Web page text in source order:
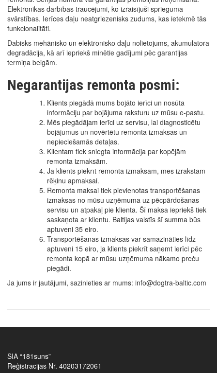
Elektronikas darbības traucējumi, ko izraisījuši sprieguma
svārstības. Ierīces daļu neatgriezenisks zudums, kas ietekmē tās
funkcionalitāti.
Dabisks mehānisko un elektronisko daļu nolietojums, akumulatora
degradācija, kā arī iepriekš minētie gadījumi pēc garantijas
termiņa beigām.
Negarantijas remonta posmi:
Klients piegādā mums bojāto ierīci un nosūta
informāciju par bojājuma raksturu uz mūsu e-pastu.
Mēs piegādājam ierīci uz servisu, lai diagnosticētu
bojājumus un novērtētu remonta izmaksas un
nepieciešamās detaļas.
Klientam tiek sniegta informācija par kopējām
remonta izmaksām.
Ja klients piekrīt remonta izmaksām, mēs izrakstām
rēķinu apmaksai.
Remonta maksai tiek pievienotas transportēšanas
izmaksas no mūsu uzņēmuma uz pēcpārdošanas
servisu un atpakaļ pie klienta. Šī maksa iepriekš tiek
saskaņota ar klientu. Baltijas valstīs šī summa būs
aptuveni 35 eiro.
Transportēšanas izmaksas var samazināties līdz
aptuveni 15 eiro, ja klients piekrīt saņemt ierīci pēc
remonta kopā ar mūsu uzņēmuma nākamo preču
piegādi.
Ja jums ir jautājumi, sazinieties ar mums: info@dogtra-baltic.com
SIA “181suns”
Reģistrācijas Nr. 40203172061